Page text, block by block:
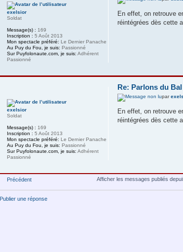
En effet, on retrouve
réintégrées dès cette
exelsior
Soldat
Message(s) : 169
Inscription : 5 Août 2013
Mon spectacle préféré: Le Dernier Panache
Au Puy du Fou, je suis: Passionné
Sur Puyfolonaute.com, je suis: Adhérent
Passionné
Re: Parlons du
par
En effet, on retrouve
réintégrées dès cette
exelsior
Soldat
Message(s) : 169
Inscription : 5 Août 2013
Mon spectacle préféré: Le Dernier Panache
Au Puy du Fou, je suis: Passionné
Sur Puyfolonaute.com, je suis: Adhérent
Passionné
Précédent Afficher les messages publiés
Publier une réponse